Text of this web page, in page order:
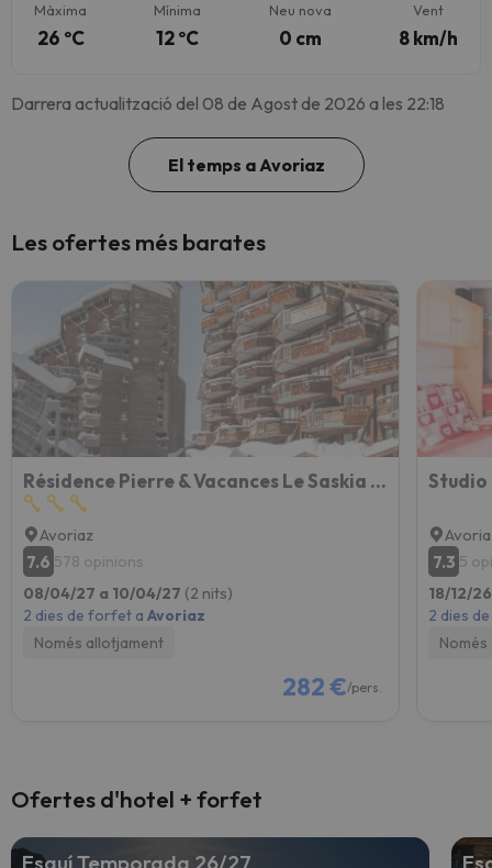
Màxima
26 ºC
Mínima
12 ºC
Neu nova
0 cm
Vent
8 km/h
Darrera actualització del 08 de Agost de 2026 a les 22:18
El temps a Avoriaz
Les ofertes més barates
Résidence Pierre & Vacances Le Saskia Falaise
Avoriaz
7.6 578 opinions
08/04/27 a 10/04/27 (2 nits)
2 dies de forfet a Avoriaz
Només allotjament
282 €/pers.
7.3 5
18/12/
2 dies
Ofertes d'hotel + forfet
Esquí Temporada 26/27